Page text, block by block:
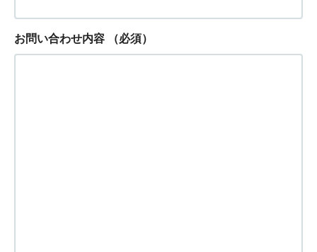
お問い合わせ内容 （必須）